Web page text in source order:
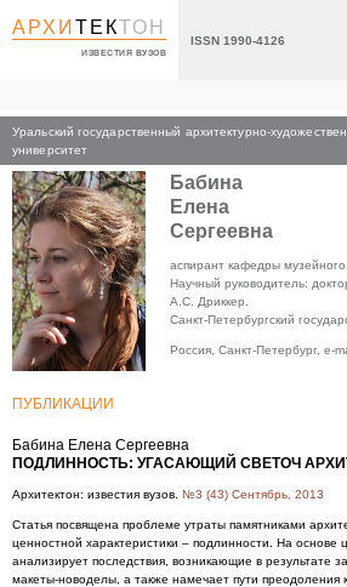
АРХИТЕКТОН
ИЗВЕСТИЯ ВУЗОВ
ISSN 1990-4126
Уральский государственный архитектурно-
университет
Главная
Бабина
Елена
Сергеевна
аспирант кафедры
Научный руководитель:
А.С. Дриккер.
Санкт-Петербургский
Россия, Санкт-Петербург, e-
ПУБЛИКАЦИИ
Бабина Елена Сергеевна
ПОДЛИННОСТЬ: УГАСАЮЩИЙ СВЕТОЧ
Архитектон: известия вузов. №3 (43) Сентябрь, 2013
Статья посвящена проблеме утраты памятниками
ценностной характеристики – подлинности. На основе
анализирует последствия, возникающие в результате
макеты-новоделы, а также намечает пути преодоления